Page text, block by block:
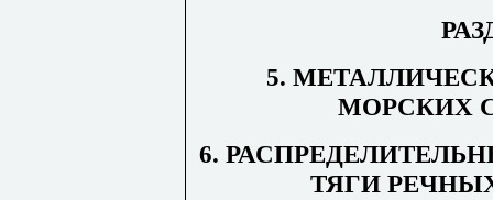
5.
МОРСКИХ
6.
ТЯГИ